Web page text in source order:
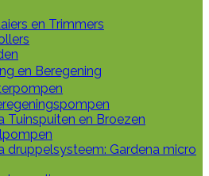
en Trimmers
en Beregening
Tuinspuiten en Broezen
druppelsysteem: Gardena micro